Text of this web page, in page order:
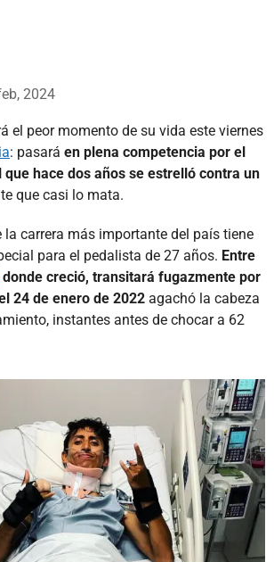
2024
el peor momento de su vida este viernes
: pasará en plena competencia por el
hace dos años se estrelló contra un
que casi lo mata.
la carrera más importante del país tiene
para el pedalista de 27 años. Entre
donde creció, transitará fugazmente por
24 de enero de 2022 agachó la cabeza
instantes antes de chocar a 62